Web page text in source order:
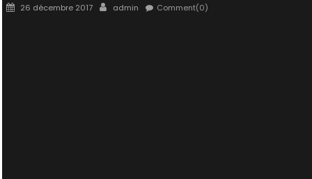
Posted
26 décembre 2017 Author
admin Comment(0)